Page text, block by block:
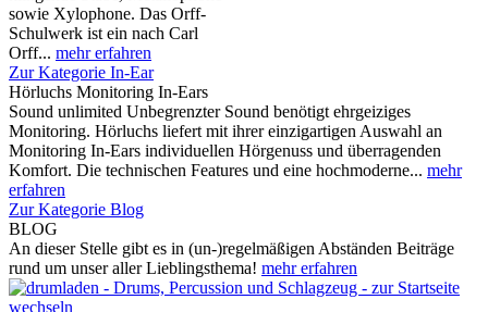
sowie Xylophone. Das Orff-
Schulwerk ist ein nach Carl
Orff... mehr erfahren
Zur Kategorie In-Ear
Hörluchs Monitoring In-Ears
Sound unlimited Unbegrenzter Sound benötigt ehrgeiziges
Monitoring. Hörluchs liefert mit ihrer einzigartigen Auswahl an
Monitoring In-Ears individuellen Hörgenuss und überragenden
Komfort. Die technischen Features und eine hochmoderne... mehr
erfahren
Zur Kategorie Blog
BLOG
An dieser Stelle gibt es in (un-)regelmäßigen Abständen Beiträge
rund um unser aller Lieblingsthema! mehr erfahren